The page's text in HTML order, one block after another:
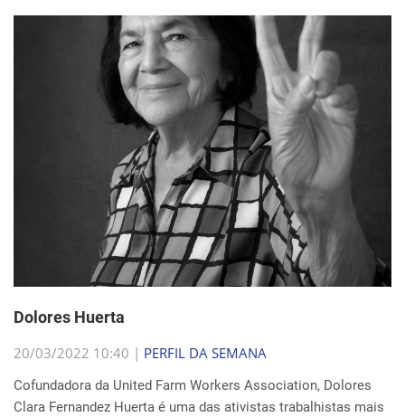
Dolores Huerta
20/03/2022 10:40 | PERFIL DA SEMANA
Cofundadora da United Farm Workers Association, Dolores
Clara Fernandez Huerta é uma das ativistas trabalhistas mais